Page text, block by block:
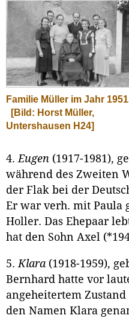
Familie Müller im Jahr
[Bild: Horst Müller,
Untershausen H24]
4.Eugen (1917-1981),
während des Zweiten
der Flak bei der
Er war verh. mit Paula
Holler. Das Ehepaar
hat den Sohn Axel
5. Klara (1918-1959),
Bernhard hatte vor
angeheitertem
den Namen Klara